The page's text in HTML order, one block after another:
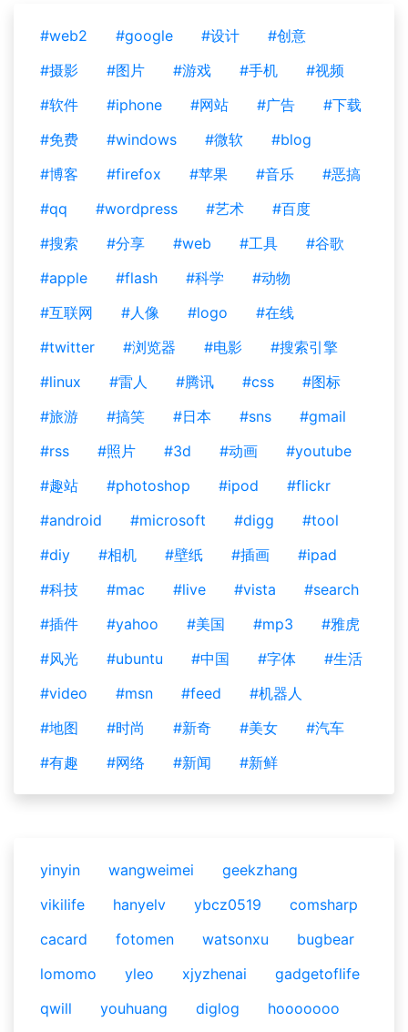
#web2 #google #设计
#创意
#摄影
#图片 #游戏 #手机
#视频
#软件
#iphone #网站 #广告
#下载
#免费
#windows #微软
#blog
#博客
#firefox #苹果 #音乐
#恶搞
#qq
#wordpress #艺术
#百度
#搜索
#分享 #web #工具
#谷歌
#apple
#flash #科学
#动物
#互联网
#人像 #logo
#在线
#twitter
#浏览器 #电影
#搜索引擎
#linux
#雷人 #腾讯 #css
#图标
#旅游
#搞笑 #日本 #sns
#gmail
#rss
#照片 #3d #动画
#youtube
#趣站
#photoshop #ipod
#flickr
#android
#microsoft #digg
#tool
#diy
#相机 #壁纸 #插画
#ipad
#科技
#mac #live #vista
#search
#插件
#yahoo #美国 #mp3
#雅虎
#风光
#ubuntu #中国 #字体
#生活
#video
#msn #feed
#机器人
#地图
#时尚 #新奇 #美女
#汽车
#有趣
#网络 #新闻 #新鲜
yinyin wangweimei
geekzhang
vikilife
hanyelv ybcz0519
comsharp
cacard
fotomen watsonxu
bugbear
lomomo
yleo xjyzhenai
gadgetoflife
qwill
youhuang diglog
hooooooo